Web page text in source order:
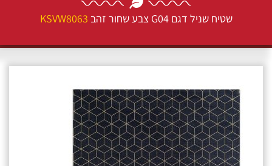
שטיח שניל דגם G04 צבע שחור זהב KSVW8063